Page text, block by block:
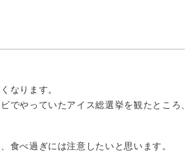
なります。
でやっていたアイス総選挙を観たとこ
食べ過ぎには注意したいと思います。